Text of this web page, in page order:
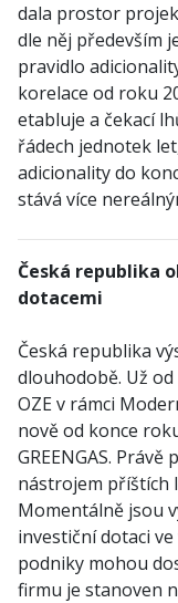
dala prostor
dle něj především
pravidlo
korelace od roku
etabluje a čekací
řádech jednotek
adicionality do
stává více
Česká republika
dotacemi
Česká republika
dlouhodobě. Už
OZE v rámci
nově od konce
GREENGAS.
nástrojem příštích
Momentálně jsou
investiční dotaci
podniky mohou
firmu je stanoven